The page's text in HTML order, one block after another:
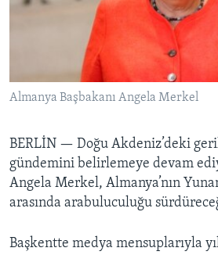
Diller
Almanya Başbakanı Angela Merkel
BERLİN — Doğu Akdeniz’deki
gündemini belirlemeye devam
Angela Merkel, Almanya’nın
arasında arabuluculuğu
Başkentte medya mensuplarıyla